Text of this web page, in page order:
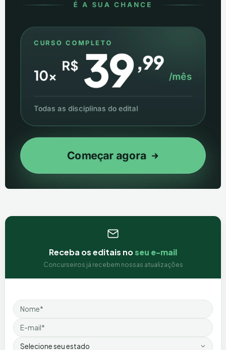
Receba os editais noseu e-mail
Concurseiros já recebem nossas atualizações
Nome
Email
Estado